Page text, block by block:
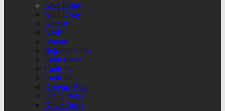
Altın Detay
Altın Detay
Altınlar
AMP
Ayarlar
Beğendiklerim
Canlı Borsa
Canlı Tv
Canlı Tv 2
Deneme Page
Döviz Detay
Döviz Detay